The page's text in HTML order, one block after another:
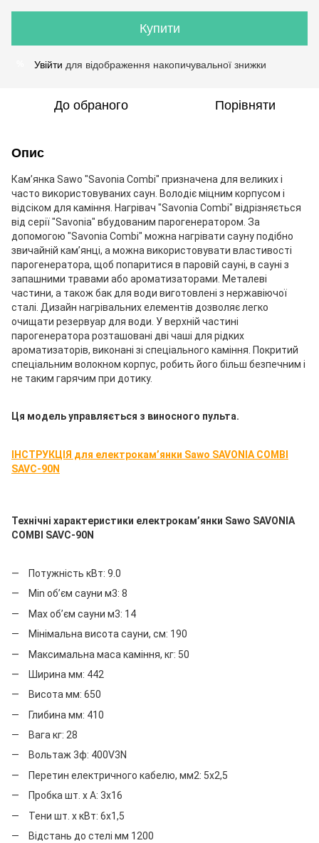
Купити
Увійти для відображення накопичувальної знижки
До обраного Порівняти
Опис
Кам’янка Sawo "Savonia Combi" призначена для великих і
часто використовуваних саун. Володіє міцним корпусом і
відсіком для каміння. Нагрівач "Savonia Combi" відрізняється
від серії "Savonia" вбудованим парогенератором. За
допомогою "Savonia Combi" можна нагрівати сауну подібно
звичайній кам’янці, а можна використовувати властивості
парогенератора, щоб попаритися в паровій сауні, в сауні з
запашними травами або ароматизаторами. Металеві
частини, а також бак для води виготовлені з нержавіючої
сталі. Дизайн нагрівальних елементів дозволяє легко
очищати резервуар для води. У верхній частині
парогенератора розташовані дві чаші для рідких
ароматизаторів, виконані зі спеціального каміння. Покритий
спеціальним волокном корпус, робить його більш безпечним і
не таким гарячим при дотику.
Ця модель управляється з виносного пульта.
ІНСТРУКЦІЯ для електрокам’янки Sawo SAVONIA COMBI
SAVC-90N
Технічні характеристики електрокам’янки Sawo SAVONIA
COMBI SAVC-90N
Потужність кВт: 9.0
Мin об’єм сауни м3: 8
Мax об’єм сауни м3: 14
Мінімальна висота сауни, см: 190
Максимальна маса каміння, кг: 50
Ширина мм: 442
Висота мм: 650
Глибина мм: 410
Вага кг: 28
Вольтаж 3ф: 400V3N
Перетин електричного кабелю, мм2: 5x2,5
Пробка шт. х А: 3x16
Тени шт. х кВт: 6x1,5
Відстань до стелі мм 1200